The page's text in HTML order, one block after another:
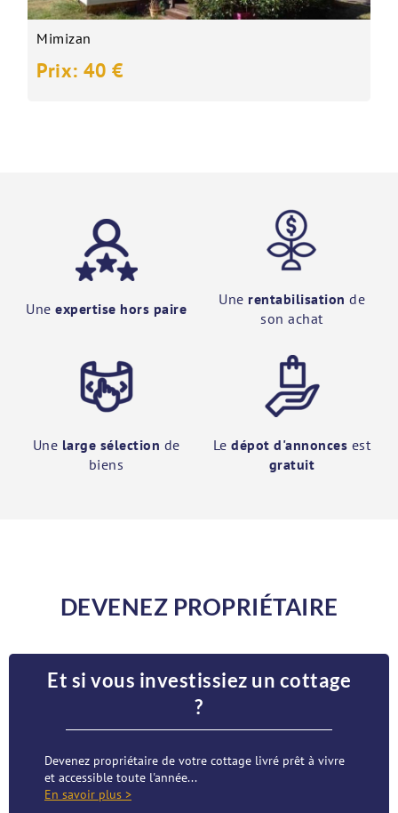
Mimizan
Prix: 40 €
Une expertise hors paire
Une rentabilisation de
son achat
Une large sélection de
biens
Ledépot d'annonces est
gratuit
DEVENEZ PROPRIÉTAIRE
Et si vous investissiez un cottage
?
Devenez propriétaire de votre cottage livré prêt à vivre
et accessible toute l'année...
En savoir plus >